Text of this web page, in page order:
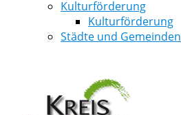
Kulturförderung
Kulturförderung
Städte und Gemeinden